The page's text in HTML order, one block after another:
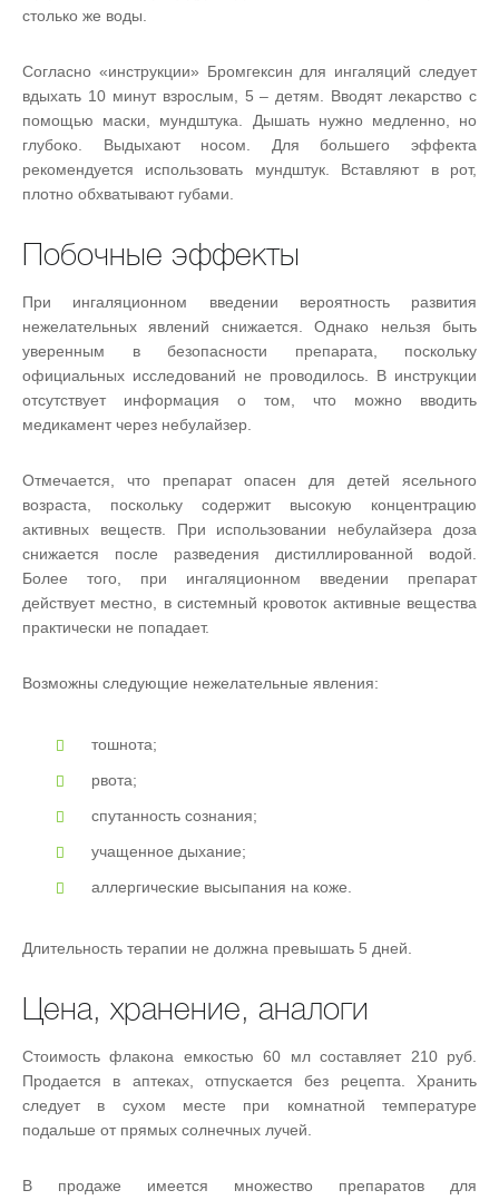
столько же воды.
Согласно «инструкции» Бромгексин для ингаляций следует
вдыхать 10 минут взрослым, 5 – детям. Вводят лекарство с
помощью маски, мундштука. Дышать нужно медленно, но
глубоко. Выдыхают носом. Для большего эффекта
рекомендуется использовать мундштук. Вставляют в рот,
плотно обхватывают губами.
Побочные эффекты
При ингаляционном введении вероятность развития
нежелательных явлений снижается. Однако нельзя быть
уверенным в безопасности препарата, поскольку
официальных исследований не проводилось. В инструкции
отсутствует информация о том, что можно вводить
медикамент через небулайзер.
Отмечается, что препарат опасен для детей ясельного
возраста, поскольку содержит высокую концентрацию
активных веществ. При использовании небулайзера доза
снижается после разведения дистиллированной водой.
Более того, при ингаляционном введении препарат
действует местно, в системный кровоток активные вещества
практически не попадает.
Возможны следующие нежелательные явления:
тошнота;
рвота;
спутанность сознания;
учащенное дыхание;
аллергические высыпания на коже.
Длительность терапии не должна превышать 5 дней.
Цена, хранение, аналоги
Стоимость флакона емкостью 60 мл составляет 210 руб.
Продается в аптеках, отпускается без рецепта. Хранить
следует в сухом месте при комнатной температуре
подальше от прямых солнечных лучей.
В продаже имеется множество препаратов для